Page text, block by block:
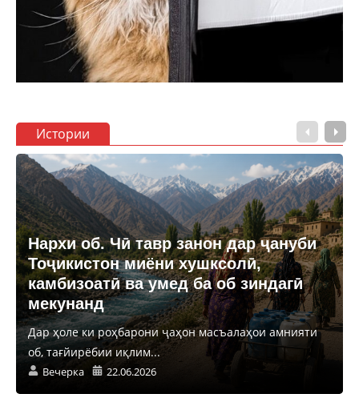
Истории
Нархи об. Чӣ тавр занон дар ҷануби
Тоҷикистон миёни хушксолӣ,
камбизоатӣ ва умед ба об зиндагӣ
мекунанд
Дар ҳоле ки роҳбарони ҷаҳон масъалаҳои амнияти
об, тағйирёбии иқлим...
Вечерка 22.06.2026